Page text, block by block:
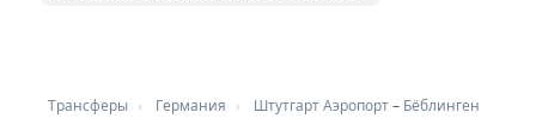
Трансферы Германия Штутгарт Аэропорт– Бёблинген